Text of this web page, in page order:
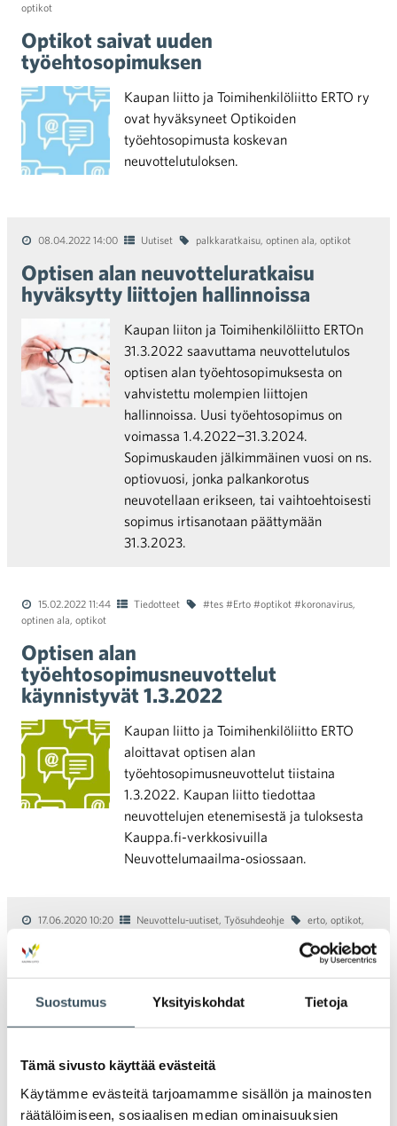
Suostumus Yksityiskohdat Tietoja
Tämä sivusto käyttää evästeitä
Käytämme evästeitä tarjoamamme sisällön ja mainosten
räätälöimiseen, sosiaalisen median ominaisuuksien
optikot
Optikot saivat uuden
työehtosopimuksen
Kaupan liitto ja Toimihenkilöliitto ERTO ry
ovat hyväksyneet Optikoiden
työehtosopimusta koskevan
neuvottelutuloksen.
08.04.2022 14:00 Uutiset palkkaratkaisu, optinen ala, optikot
Optisen alan neuvotteluratkaisu
hyväksytty liittojen hallinnoissa
Kaupan liiton ja Toimihenkilöliitto ERTOn
31.3.2022 saavuttama neuvottelutulos
optisen alan työehtosopimuksesta on
vahvistettu molempien liittojen
hallinnoissa. Uusi työehtosopimus on
voimassa 1.4.2022−31.3.2024.
Sopimuskauden jälkimmäinen vuosi on ns.
optiovuosi, jonka palkankorotus
neuvotellaan erikseen, tai vaihtoehtoisesti
sopimus irtisanotaan päättymään
31.3.2023.
15.02.2022 11:44 Tiedotteet #tes #Erto #optikot #koronavirus,
optinen ala, optikot
Optisen alan
työehtosopimusneuvottelut
käynnistyvät 1.3.2022
Kaupan liitto ja Toimihenkilöliitto ERTO
aloittavat optisen alan
työehtosopimusneuvottelut tiistaina
1.3.2022. Kaupan liitto tiedottaa
neuvottelujen etenemisestä ja tuloksesta
Kauppa.fi-verkkosivuilla
Neuvottelumaailma-osiossaan.
17.06.2020 10:20 Neuvottelu-uutiset, Työsuhdeohje erto, optikot,
Yksityiskohtainen sisältö Optikoiden
työlainsäädännön
poikkeusmääräyksistä
Kaupan liitto ja Toimihenkilöliitto ERTO
ovat työmarkkinakeskusjärjestöjen
suosituksen mukaisesti sopineet